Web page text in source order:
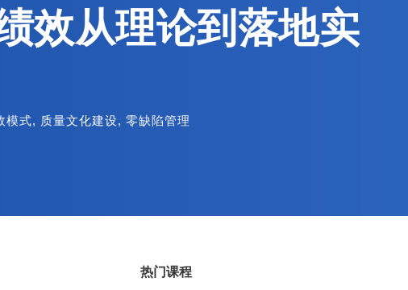
效从理论到落地实
模式, 质量文化建设, 零缺陷管理
热门课程